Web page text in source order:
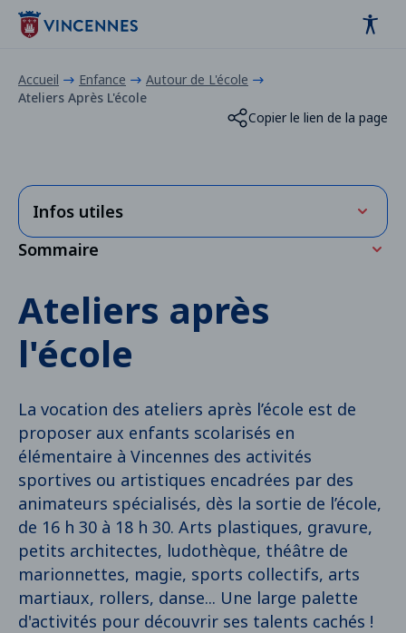
contenu
Accueil Enfance
Autour de L'école
Ateliers Après L'école
Copier le lien de la page
Infos utiles
PDF - (0.04 Mo)
Sommaire
Fonctionnement des ateliers
Les ateliers après l’école sont organisés sur les
secteurs suivants
Ateliers après
l'école
La vocation des ateliers après l’école est de
proposer aux enfants scolarisés en
élémentaire à Vincennes des activités
sportives ou artistiques encadrées par des
animateurs spécialisés, dès la sortie de l’école,
de 16 h 30 à 18 h 30. Arts plastiques, gravure,
petits architectes, ludothèque, théâtre de
marionnettes, magie, sports collectifs, arts
martiaux, rollers, danse... Une large palette
d'activités pour découvrir ses talents cachés !
Panneau de gestion des cookies